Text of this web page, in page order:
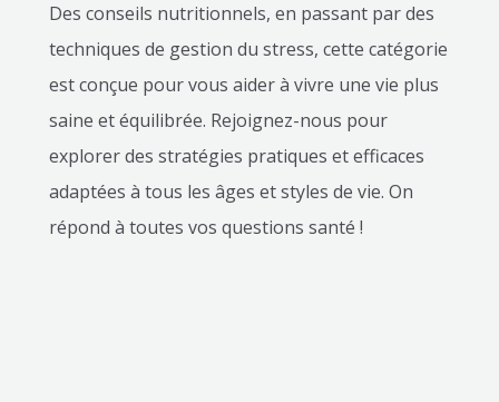
Des conseils nutritionnels, en passant par des
techniques de gestion du stress, cette catégorie
est conçue pour vous aider à vivre une vie plus
saine et équilibrée. Rejoignez-nous pour
explorer des stratégies pratiques et efficaces
adaptées à tous les âges et styles de vie. On
répond à toutes vos questions santé !